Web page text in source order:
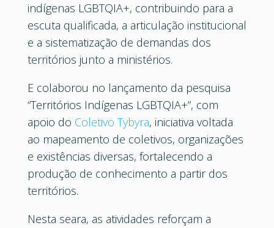
indígenas LGBTQIA+, contribuindo para a
escuta qualificada, a articulação institucional
e a sistematização de demandas dos
territórios junto a ministérios.
E colaborou no lançamento da pesquisa
“Territórios Indígenas LGBTQIA+”, com
apoio do Coletivo Tybyra, iniciativa voltada
ao mapeamento de coletivos, organizações
e existências diversas, fortalecendo a
produção de conhecimento a partir dos
territórios.
Nesta seara, as atividades reforçam a